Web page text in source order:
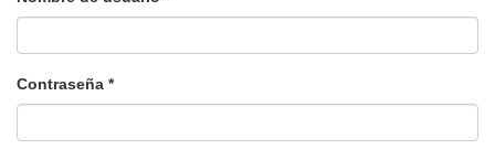
Contraseña *